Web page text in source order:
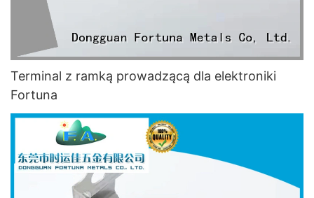
Terminal z ramką prowadzącą dla elektroniki
Fortuna